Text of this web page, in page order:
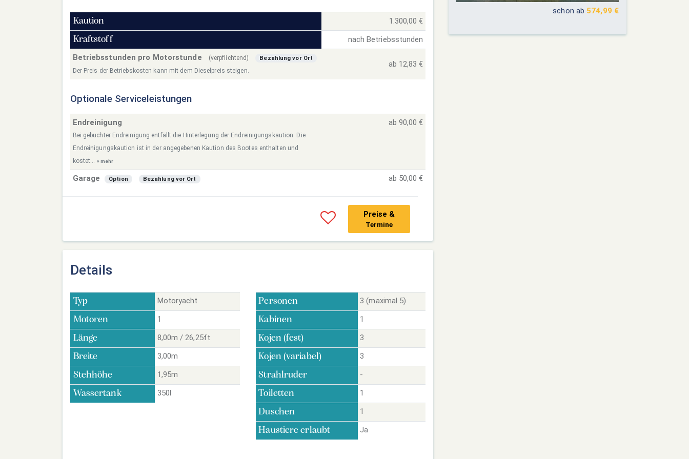
Kaution 1.300,00 €
Kraftstoff
nach Betriebsstunden
Betriebsstunden pro Motorstunde
(verpflichtend) Bezahlung vor Ort
Der Preis der Betriebskosten kann mit dem Dieselpreis steigen.
ab 12,83 €
Optionale Serviceleistungen
Endreinigung
Bei gebuchter Endreinigung entfällt die Hinterlegung der Endreinigungskaution. Die
Endreinigungskaution ist in der angegebenen Kaution des Bootes enthalten und
kostet... » mehr
ab 90,00 €
Garage Option Bezahlung vor Ort ab 50,00 €
Preise &
Termine
Details
Typ Motoryacht
Motoren 1
Länge 8,00m / 26,25ft
Breite 3,00m
Stehhöhe 1,95m
Wassertank 350l
Personen 3 (maximal 5)
Kabinen 1
Kojen (fest) 3
Kojen (variabel) 3
Strahlruder -
Toiletten 1
Duschen 1
Haustiere erlaubt Ja
schon ab 574,99 €